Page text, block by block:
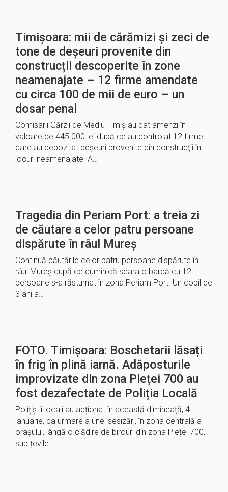
Timișoara: mii de cărămizi și zeci de
tone de deșeuri provenite din
construcții descoperite în zone
neamenajate – 12 firme amendate
cu circa 100 de mii de euro – un
dosar penal
Comisarii Gărzii de Mediu Timiş au dat amenzi în
valoare de 445.000 lei după ce au controlat 12 firme
care au depozitat deşeuri provenite din construcţii în
locuri neamenajate. A…
Tragedia din Periam Port: a treia zi
de căutare a celor patru persoane
dispărute în râul Mureș
Continuă căutările celor patru persoane dispărute în
râul Mureș după ce duminică seara o barcă cu 12
persoane s-a răsturnat în zona Periam Port. Un copil de
3 ani a…
FOTO. Timișoara: Boschetarii lăsați
în frig în plină iarnă. Adăposturile
improvizate din zona Pieței 700 au
fost dezafectate de Poliția Locală
Polițiștii locali au acționat în această dimineață, 4
ianuarie, ca urmare a unei sesizări, în zona centrală a
orașului, lângă o clădire de birouri din zona Pieței 700,
sub țevile…